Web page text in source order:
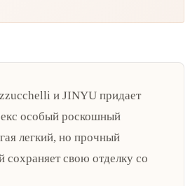
и JINYU придает
особый роскошный
легкий, но прочный
сохраняет свою отделку со